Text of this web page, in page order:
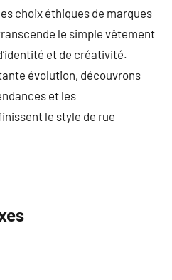
choix éthiques de marques
le simple vêtement
et de créativité.
évolution, découvrons
et les
le style de rue